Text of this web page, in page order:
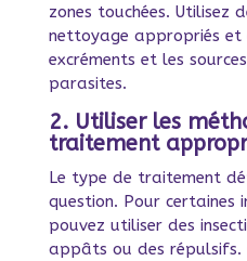
zones touchées. Utilisez
nettoyage appropriés et
excréments et les
parasites.
2. Utiliser les
traitement
Le type de traitement
question. Pour certaines
pouvez utiliser des
appâts ou des répulsifs.